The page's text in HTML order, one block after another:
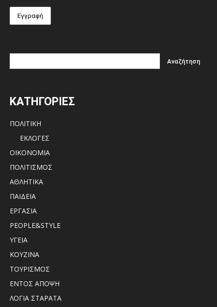
ΚΑΤΗΓΟΡΙΕΣ
ΠΟΛΙΤΙΚΗ
ΕΚΛΟΓΕΣ
ΟΙΚΟΝΟΜΙΑ
ΠΟΛΙΤΙΣΜΟΣ
ΑΘΛΗΤΙΚΑ
ΠΑΙΔΕΙΑ
ΕΡΓΑΣΙΑ
PEOPLE&STYLE
ΥΓΕΙΑ
ΚΟΥΖΙΝΑ
ΤΟΥΡΙΣΜΟΣ
ΕΝΤΟΣ ΑΠΟΨΗ
ΛΟΓΙΑ ΣΤΑΡΑΤΑ